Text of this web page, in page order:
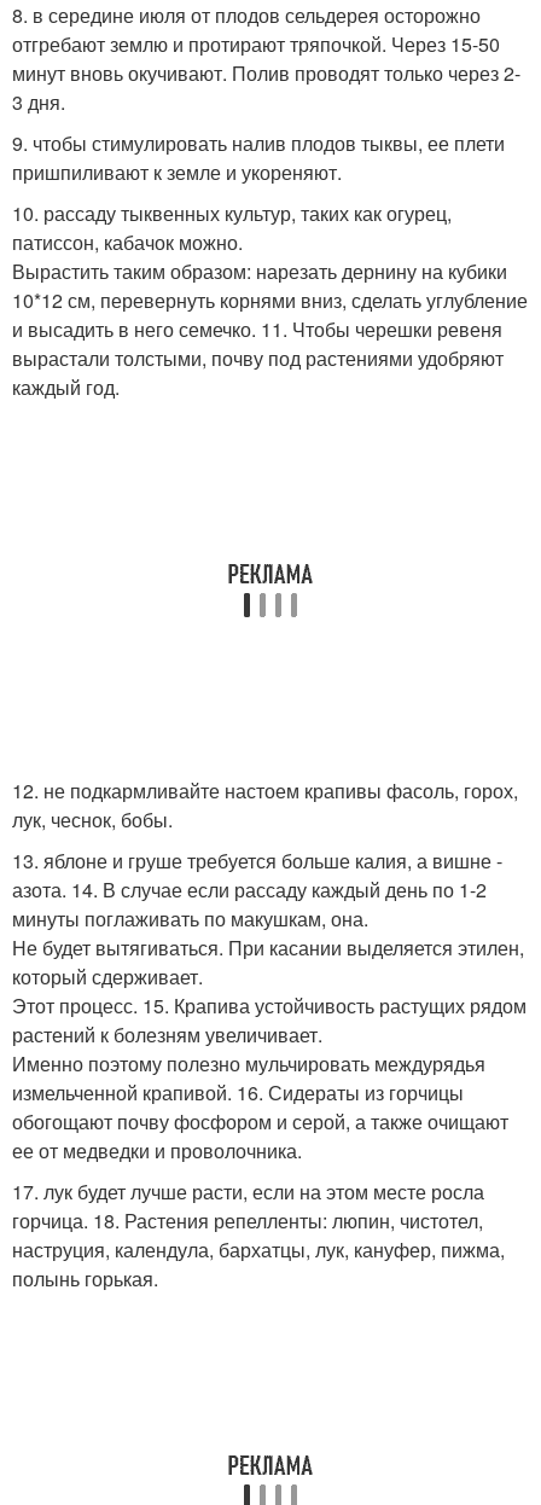
8. в середине июля от плодов сельдерея осторожно
отгребают землю и протирают тряпочкой. Через 15-50
минут вновь окучивают. Полив проводят только через 2-
3 дня.
9. чтобы стимулировать налив плодов тыквы, ее плети
пришпиливают к земле и укореняют.
10. рассаду тыквенных культур, таких как огурец,
патиссон, кабачок можно.
Вырастить таким образом: нарезать дернину на кубики
10*12 см, перевернуть корнями вниз, сделать углубление
и высадить в него семечко. 11. Чтобы черешки ревеня
вырастали толстыми, почву под растениями удобряют
каждый год.
12. не подкармливайте настоем крапивы фасоль, горох,
лук, чеснок, бобы.
13. яблоне и груше требуется больше калия, а вишне -
азота. 14. В случае если рассаду каждый день по 1-2
минуты поглаживать по макушкам, она.
Не будет вытягиваться. При касании выделяется этилен,
который сдерживает.
Этот процесс. 15. Крапива устойчивость растущих рядом
растений к болезням увеличивает.
Именно поэтому полезно мульчировать междурядья
измельченной крапивой. 16. Сидераты из горчицы
обогощают почву фосфором и серой, а также очищают
ее от медведки и проволочника.
17. лук будет лучше расти, если на этом месте росла
горчица. 18. Растения репелленты: люпин, чистотел,
наструция, календула, бархатцы, лук, кануфер, пижма,
полынь горькая.